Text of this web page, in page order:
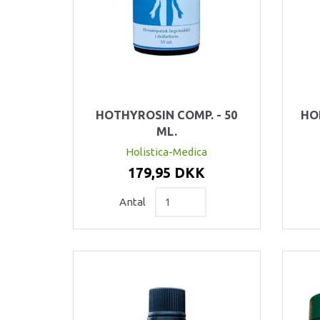
HOTHYROSIN COMP. - 50
ML.
Holistica-Medica
179,95 DKK
Antal